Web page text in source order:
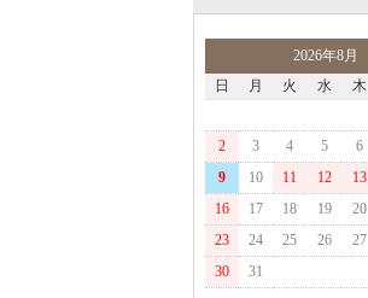
2026年8月
日
月 火 水 木
2
3 4 5 6
9
10 11 12 13
16
17 18 19 20
23
24 25 26 27
30
31